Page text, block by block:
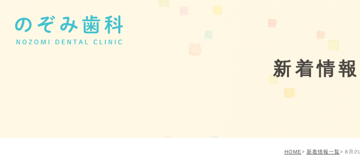
新着情
HOME 新着情報一覧 8月の